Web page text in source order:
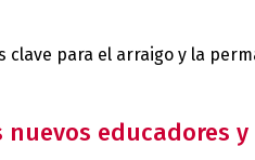
clave para el arraigo y la
nuevos educadores